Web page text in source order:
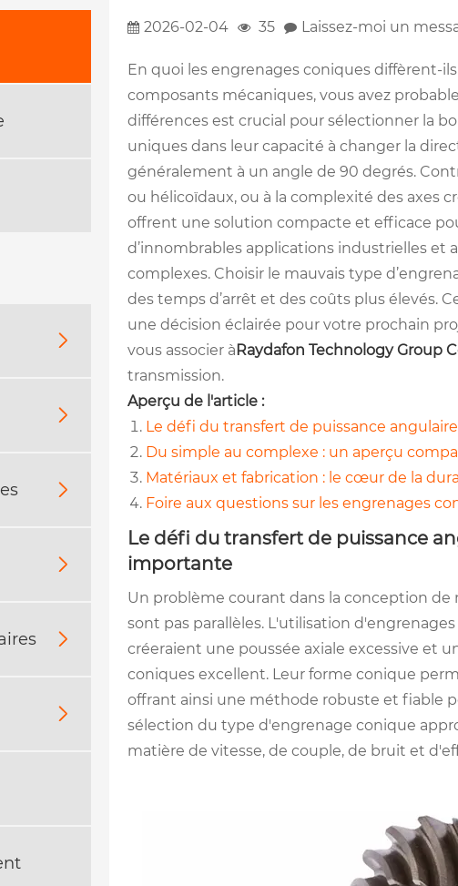






2026-02-04 35 Laissez-moi un
En quoi les engrenages coniques diffèrent-
composants mécaniques, vous avez
différences est crucial pour sélectionner la
uniques dans leur capacité à changer la
généralement à un angle de 90 degrés.
ou hélicoïdaux, ou à la complexité des axes
offrent une solution compacte et efficace
d’innombrables applications industrielles et
complexes. Choisir le mauvais type
des temps d’arrêt et des coûts plus élevés.
une décision éclairée pour votre prochain
vous associer àRaydafon Technology Group
transmission.
Aperçu de l'article :
Le défi du transfert de puissance
Du simple au complexe : un aperçu
Matériaux et fabrication : le cœur de la
Foire aux questions sur les engrenages
Le défi du transfert de puissance
importante
Un problème courant dans la conception de
sont pas parallèles. L'utilisation
créeraient une poussée axiale excessive et
coniques excellent. Leur forme conique
offrant ainsi une méthode robuste et fiable
sélection du type d'engrenage conique
matière de vitesse, de couple, de bruit et